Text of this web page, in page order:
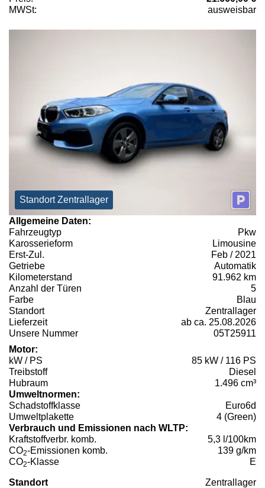
MWSt:
ausweisbar
Standort Zentrallager
Allgemeine Daten:
Fahrzeugtyp
Pkw
Karosserieform
Limousine
Erst-Zul.
Feb / 2021
Getriebe
Automatik
Kilometerstand
91.962 km
Anzahl der Türen
5
Farbe
Blau
Standort
Zentrallager
Lieferzeit
ab ca. 25.08.2026
Unsere Nummer
05T25911
Motor:
kW / PS
85 kW / 116 PS
Treibstoff
Diesel
Hubraum
1.496 cm³
Umweltnormen:
Schadstoffklasse
Euro6d
Umweltplakette
4 (Green)
Verbrauch und Emissionen nach WLTP:
Kraftstoffverbr. komb.
5,3 l/100km
CO2-Emissionen komb.
139 g/km
CO2-Klasse E
Standort Zentrallager